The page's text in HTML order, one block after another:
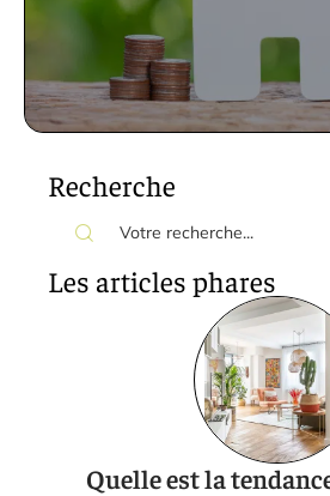
Recherche
Les articles phares
Quelle est la